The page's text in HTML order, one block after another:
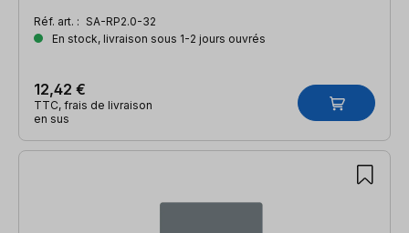
Réf. art. : SA-RP2.0-32
En stock, livraison sous 1-2 jours ouvrés
12,42 €
TTC, frais de livraison
en sus